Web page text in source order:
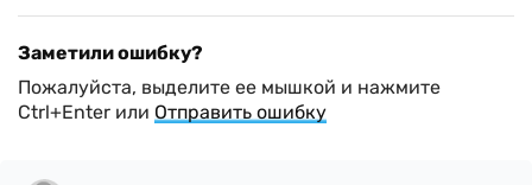
Заметили ошибку?
Пожалуйста, выделите ее мышкой и нажмите
Ctrl+Enter или Отправить ошибку